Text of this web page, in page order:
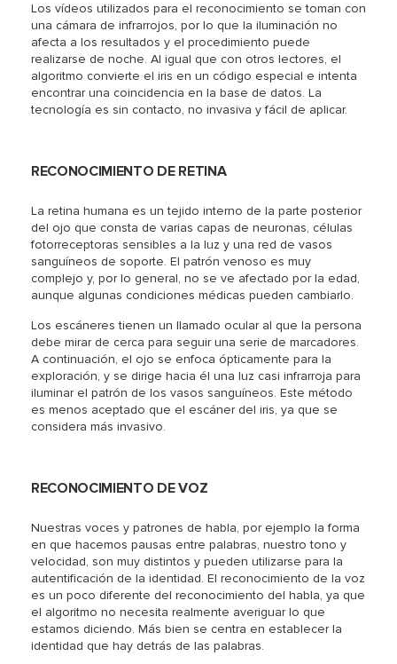
Los vídeos utilizados para el reconocimiento se toman con
una cámara de infrarrojos, por lo que la iluminación no
afecta a los resultados y el procedimiento puede
realizarse de noche. Al igual que con otros lectores, el
algoritmo convierte el iris en un código especial e intenta
encontrar una coincidencia en la base de datos. La
tecnología es sin contacto, no invasiva y fácil de aplicar.
RECONOCIMIENTO DE RETINA
La retina humana es un tejido interno de la parte posterior
del ojo que consta de varias capas de neuronas, células
fotorreceptoras sensibles a la luz y una red de vasos
sanguíneos de soporte. El patrón venoso es muy
complejo y, por lo general, no se ve afectado por la edad,
aunque algunas condiciones médicas pueden cambiarlo.
Los escáneres tienen un llamado ocular al que la persona
debe mirar de cerca para seguir una serie de marcadores.
A continuación, el ojo se enfoca ópticamente para la
exploración, y se dirige hacia él una luz casi infrarroja para
iluminar el patrón de los vasos sanguíneos. Este método
es menos aceptado que el escáner del iris, ya que se
considera más invasivo.
RECONOCIMIENTO DE VOZ
Nuestras voces y patrones de habla, por ejemplo la forma
en que hacemos pausas entre palabras, nuestro tono y
velocidad, son muy distintos y pueden utilizarse para la
autentificación de la identidad. El reconocimiento de la voz
es un poco diferente del reconocimiento del habla, ya que
el algoritmo no necesita realmente averiguar lo que
estamos diciendo. Más bien se centra en establecer la
identidad que hay detrás de las palabras.